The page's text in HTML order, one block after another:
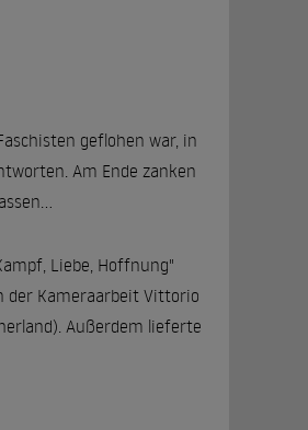
geflohen war, in
Am Ende zanken
Liebe, Hoffnung"
der Kameraarbeit Vittorio
Außerdem lieferte